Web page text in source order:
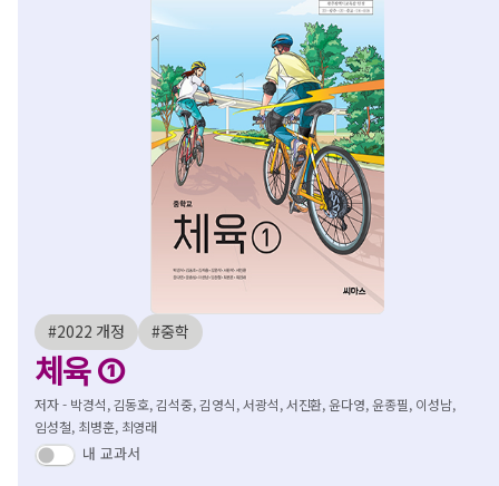
#2022 개정 #중학
체육 ①
저자 - 박경석, 김동호, 김석중, 김영식, 서광석, 서진환, 윤다영, 윤종필, 이성남,
임성철, 최병훈, 최영래
내 교과서